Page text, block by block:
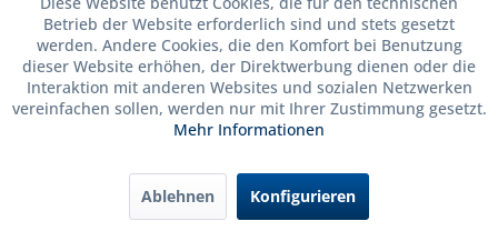
Betrieb der Website erforderlich sind und stets gesetzt
werden. Andere Cookies, die den Komfort bei Benutzung
dieser Website erhöhen, der Direktwerbung dienen oder die
Interaktion mit anderen Websites und sozialen Netzwerken
vereinfachen sollen, werden nur mit Ihrer Zustimmung gesetzt.
Mehr Informationen
Ablehnen Konfigurieren